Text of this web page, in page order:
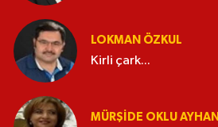
LOKMAN ÖZKUL
Kirli çark...
MÜRŞIDE OKLU AYHAN